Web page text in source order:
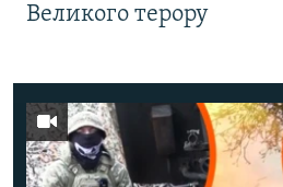
Великого терору